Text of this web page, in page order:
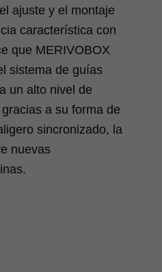
ajuste y el montaje
característica con
que MERIVOBOX
sistema de guías
un alto nivel de
a su forma de
sincronizado, la
nuevas